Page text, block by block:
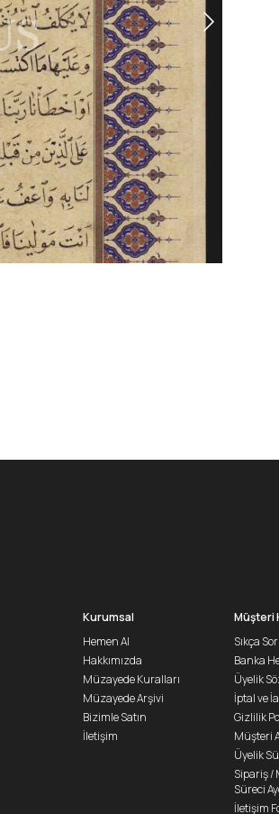
Kurumsal
Hemen Al
Hakkımızda
Müzayede Kuralları
Müzayede Arşivi
Bizimle Satın
İletişim
Müşteri
Sıkça
Banka
Üyelik
İptal ve
Gizlilik
Müşteri
Üyelik
Sipariş /
Süreci
İletişim